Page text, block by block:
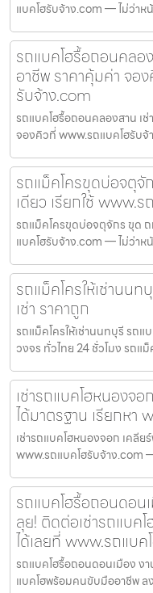
แบคโฮรับจ้าง.com — ไม่ว่าห
รถแบคโฮรื้อถอนคลอ
อาชีพ ราคาคุ้มค่า จอ
รับจ้าง.com
รถแบคโฮรื้อถอนคลองสาน เ
จองคิวที่ www.รถแบคโฮรับ
รถแม็คโครขุดบ่อจตุจั
เดียว เรียกใช้ www.
รถแม็คโครขุดบ่อจตุจักร ขุด ถ
แบคโฮรับจ้าง.com — ไม่ว่าห
รถแม็คโครให้เช่านนท
เช่า ราคาถูก
รถแม็คโครให้เช่านนทบุรี รถแ
วงจร ทั่วไทย 24 ชั่วโมง รถแ
เช่ารถแบคโฮหนองจ
ได้มาตรฐาน เรียกหา
เช่ารถแบคโฮหนองจอก เคลีย
www.รถแบคโฮรับจ้าง.com
รถแบคโฮรื้อถอนดอน
ลุย! ติดต่อเช่ารถแบค
ได้เลยที่ www.รถแบค
รถแบคโฮรื้อถอนดอนเมือง ง
แบคโฮพร้อมคนขับมืออาชีพ ล